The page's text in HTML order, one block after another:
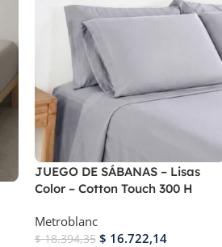
JUEGO DE SÁBANAS – Lisas
Color – Cotton Touch 300 H
Metroblanc
$18.394,35 $ 16.722,14